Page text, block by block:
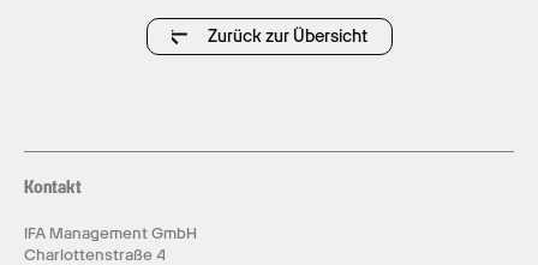
Zurück zur Übersicht
Kontakt
IFA Management GmbH
Charlottenstraße 4